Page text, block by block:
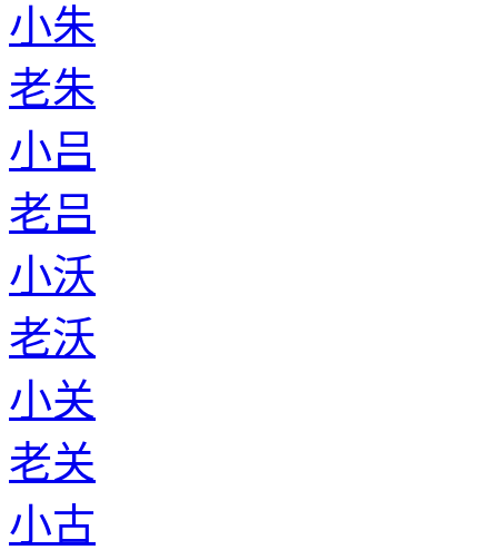
小朱
老朱
小吕
老吕
小沃
老沃
小关
老关
小古